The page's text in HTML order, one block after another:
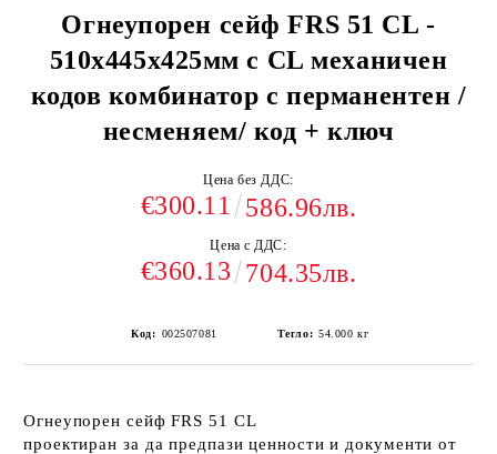
Огнеупорен сейф FRS 51 СL -
510x445x425мм с CL механичен
кодов комбинатор с перманентен /
несменяем/ код + ключ
Цена без ДДС:
€300.11 586.96лв.
Цена с ДДС:
€360.13 704.35лв.
Код: 002507081 Тегло: 54.000 кг
Огнеупорен сейф FRS 51 СL
проектиран за да предпази ценности и документи от